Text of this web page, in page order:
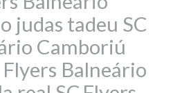
judas tadeu SC
Camboriú
Flyers Balneário